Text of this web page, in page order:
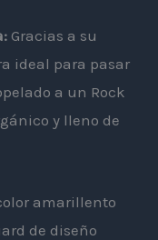
Gracias a su
ideal para pasar
a un Rock
y lleno de
amarillento
de diseño